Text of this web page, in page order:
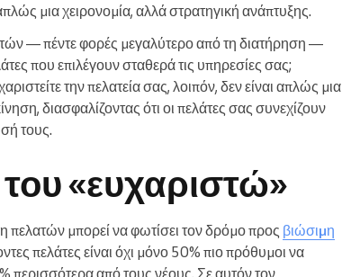
μια χειρονομία, αλλά στρατηγική ανάπτυξης.
— πέντε φορές μεγαλύτερο από τη διατήρηση —
που επιλέγουν σταθερά τις υπηρεσίες σας;
την πελατεία σας, λοιπόν, δεν είναι απλώς μια
διασφαλίζοντας ότι οι πελάτες σας συνεχίζουν
τους.
«ευχαριστώ»
μπορεί να φωτίσει τον δρόμο προς βιώσιμη
πελάτες είναι όχι μόνο 50% πιο πρόθυμοι να
περισσότερα από τους νέους. Σε αυτόν τον